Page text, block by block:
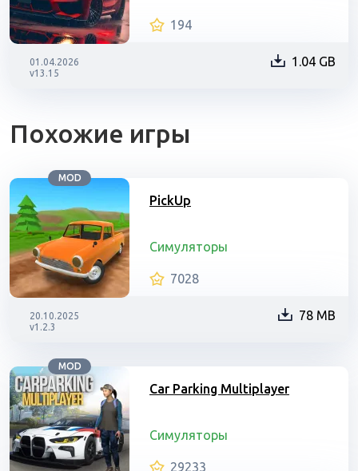
194
01.04.2026
v13.15
1.04 GB
Похожие игры
MOD
PickUp
Симуляторы
7028
20.10.2025
v1.2.3
78 MB
MOD
Car Parking Multiplayer
Симуляторы
29233